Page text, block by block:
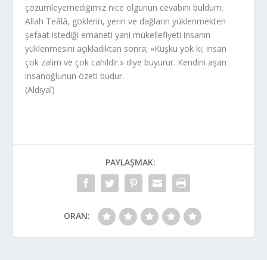
çözümleyemediğimiz nice olgunun cevabını buldum.
Allah Teâlâ, göklerin, yerin ve dağların yüklenmekten
şefaat istediği emaneti yani mükellefiyeti insanın
yüklenmesini açıkladıktan sonra; »Kuşku yok ki; insan
çok zalim ve çok cahildir.» diye buyurur. Kendini aşan
insanoğlunun özeti budur.
(Aldiyaî)
PAYLAŞMAK:
ORAN: